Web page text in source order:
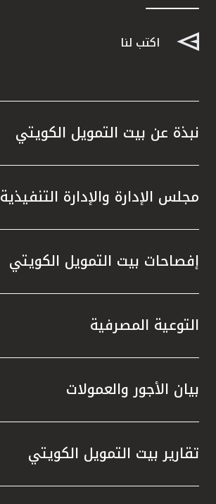
خدمات ما بعد البيع
اتصل بنا
مواقع الفروع وأجهزة الصرف الآلي
ألمانيا
تركيا
مصر
المملكة المتحدة
اكتب لنا
نبذة عن بيت التمويل الكويتي
مجلس الإدارة والإدارة التنفيذية
إفصاحات بيت التمويل الكويتي
التوعية المصرفية
بيان الأجور والعمولات
تقارير بيت التمويل الكويتي